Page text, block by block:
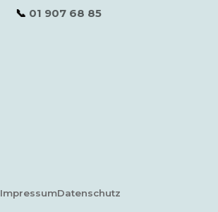
📞 01 907 68 85
ImpressumDatenschutz